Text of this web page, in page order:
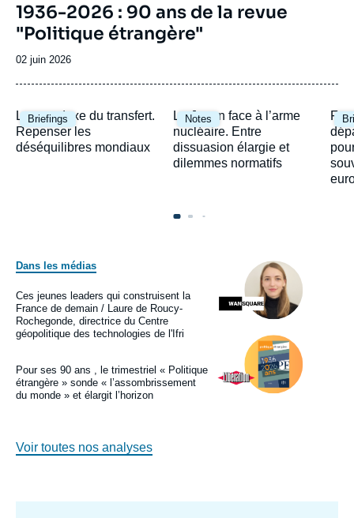
la
une
Image
de
couverture
la
1936-2026 : 90 ans de la revue
"Politique étrangère"
Date
02 juin 2026
Briefings
Image
principale
Le paradoxe du transfert.
Repenser les
déséquilibres mondiaux
Notes
Image
principale
Le Japon face à l’arme
nucléaire. Entre
dissuasion élargie et
dilemmes normatifs
Dans les médias
Logo
Image
principale
médiatique
Ces jeunes leaders qui construisent la
France de demain / Laure de Roucy-
Rochegonde, directrice du Centre
géopolitique des technologies de l'Ifri
Logo
Image
principale
médiatique
Pour ses 90 ans , le trimestriel « Politique
étrangère » sonde « l’assombrissement
du monde » et élargit l’horizon
Voir toutes nos analyses